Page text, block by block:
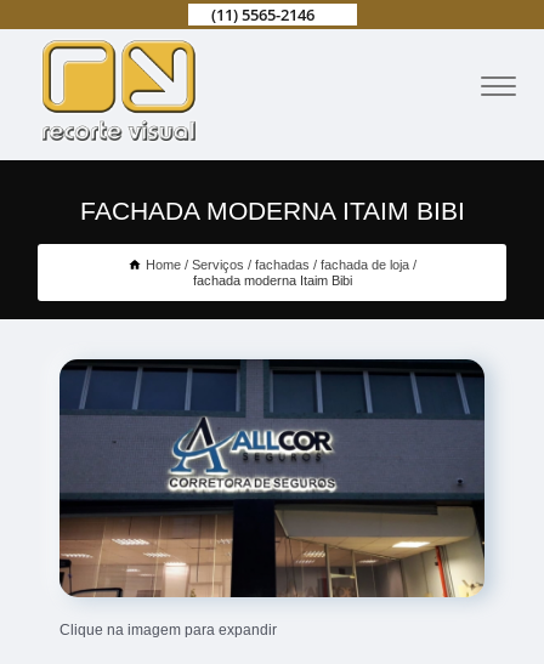
(11) 5565-2146
FACHADA MODERNA ITAIM BIBI
Home Serviços fachadas
fachada de loja
fachada moderna Itaim Bibi
Clique na imagem para expandir